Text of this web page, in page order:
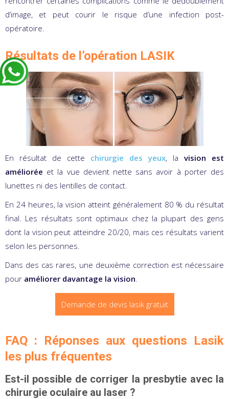
d’image, et peut courir le risque d’une infection post-
opératoire.
Résultats de l’opération LASIK
En résultat de cette chirurgie des yeux, la vision est
améliorée et la vue devient nette sans avoir à porter des
lunettes ni des lentilles de contact.
En 24 heures, la vision atteint généralement 80 % du résultat
final. Les résultats sont optimaux chez la plupart des gens
dont la vision peut atteindre 20/20, mais ces résultats varient
selon les personnes.
Dans des cas rares, une deuxième correction est nécessaire
pour améliorer davantage la vision.
Demande de devis lasik gratuit
FAQ : Réponses aux questions Lasik
les plus fréquentes
Est-il possible de corriger la presbytie avec la
chirurgie oculaire au laser ?